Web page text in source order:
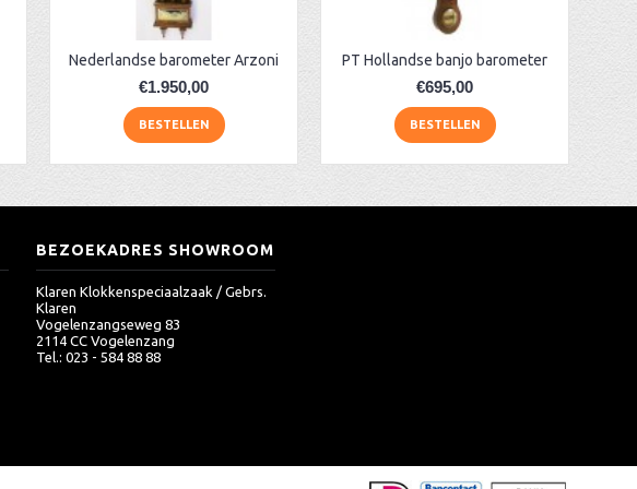
Nederlandse barometer Arzoni
€1.950,00
BESTELLEN
PT Hollandse banjo barometer
€695,00
BESTELLEN
BEZOEKADRES SHOWROOM
Klaren Klokkenspeciaalzaak / Gebrs.
Klaren
Vogelenzangseweg 83
2114 CC Vogelenzang
Tel.: 023 - 584 88 88